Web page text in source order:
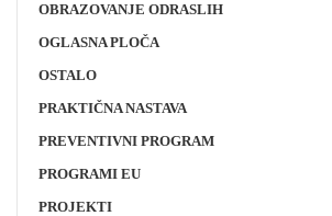
OBRAZOVANJE ODRASLIH
OGLASNA PLOČA
OSTALO
PRAKTIČNA NASTAVA
PREVENTIVNI PROGRAM
PROGRAMI EU
PROJEKTI